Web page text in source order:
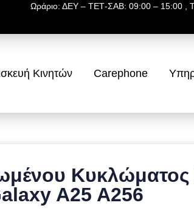
Ωράριο: ΔΕΥ – ΤΕΤ-ΣΑΒ: 09:00 – 15:00
Κινητών Carephone
Κυκλώματος
A25 A256